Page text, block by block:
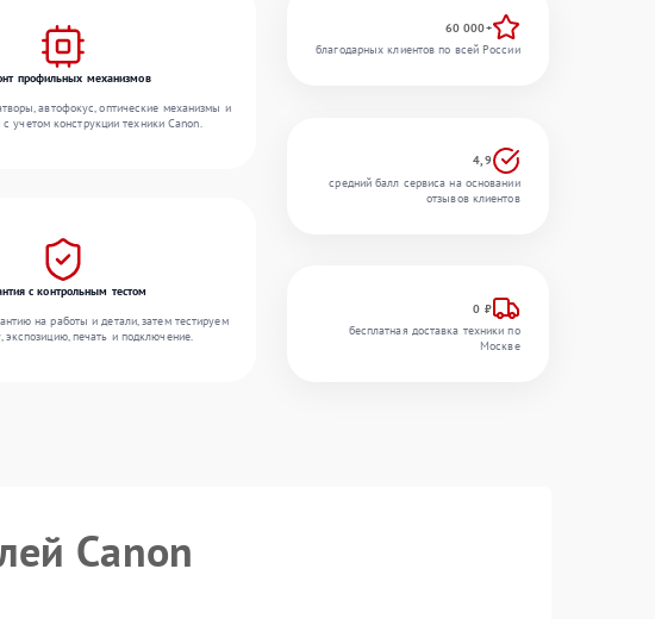
профильных механизмов
автофокус, оптические механизмы и
учетом конструкции техники Canon.
с контрольным тестом
на работы и детали, затем тестируем
экспозицию, печать и подключение.
60 000+
благодарных клиентов по всей России
4,9
средний балл сервиса на основании
отзывов клиентов
0 ₽
бесплатная доставка техники по
Москве
Canon